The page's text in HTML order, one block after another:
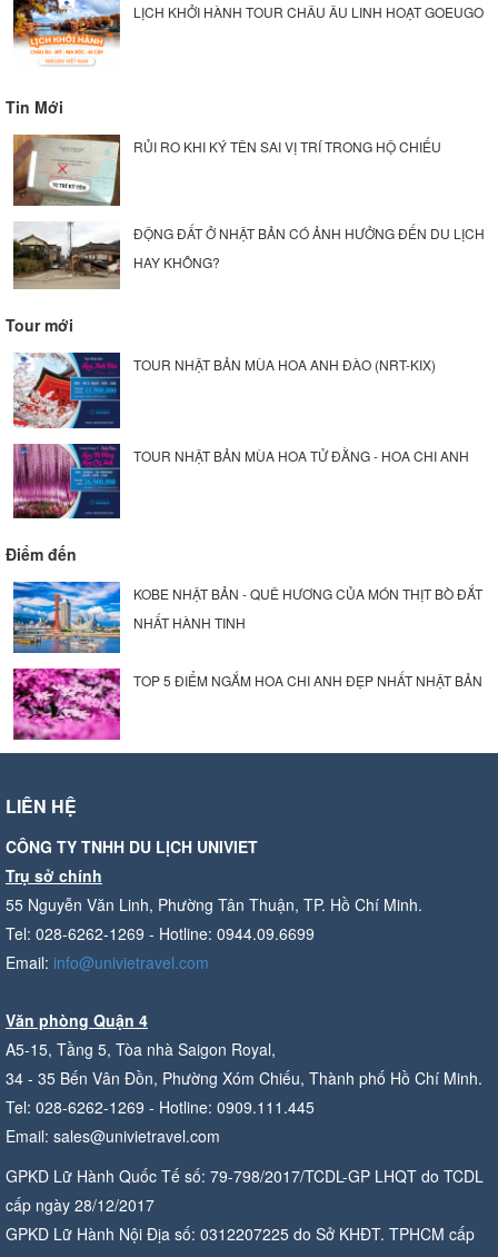
LỊCH KHỞI HÀNH TOUR CHÂU ÂU LINH HOẠT GOEUGO
Tin Mới
RỦI RO KHI KÝ TÊN SAI VỊ TRÍ TRONG HỘ CHIẾU
ĐỘNG ĐẤT Ở NHẬT BẢN CÓ ẢNH HƯỞNG ĐẾN DU LỊCH
HAY KHÔNG?
Tour mới
TOUR NHẬT BẢN MÙA HOA ANH ĐÀO (NRT-KIX)
TOUR NHẬT BẢN MÙA HOA TỬ ĐẰNG - HOA CHI ANH
Điểm đến
KOBE NHẬT BẢN - QUÊ HƯƠNG CỦA MÓN THỊT BÒ ĐẮT
NHẤT HÀNH TINH
TOP 5 ĐIỂM NGẮM HOA CHI ANH ĐẸP NHẤT NHẬT BẢN
LIÊN HỆ
CÔNG TY TNHH DU LỊCH UNIVIET
Trụ sở chính
55 Nguyễn Văn Linh, Phường Tân Thuận, TP. Hồ Chí Minh.
Tel: 028-6262-1269 - Hotline: 0944.09.6699
Email: info@univietravel.com
Văn phòng Quận 4
A5-15, Tầng 5, Tòa nhà Saigon Royal,
34 - 35 Bến Vân Đồn, Phường Xóm Chiếu, Thành phố Hồ Chí Minh.
Tel: 028-6262-1269 - Hotline: 0909.111.445
Email: sales@univietravel.com
GPKD Lữ Hành Quốc Tế số: 79-798/2017/TCDL-GP LHQT do TCDL
cấp ngày 28/12/2017
GPKD Lữ Hành Nội Địa số: 0312207225 do Sở KHĐT. TPHCM cấp